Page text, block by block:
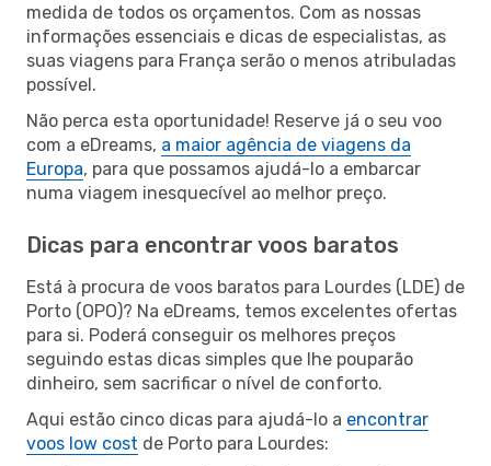
medida de todos os orçamentos. Com as nossas
informações essenciais e dicas de especialistas, as
suas viagens para França serão o menos atribuladas
possível.
Não perca esta oportunidade! Reserve já o seu voo
com a eDreams, a maior agência de viagens da
Europa, para que possamos ajudá-lo a embarcar
numa viagem inesquecível ao melhor preço.
Dicas para encontrar voos baratos
Está à procura de voos baratos para Lourdes (LDE) de
Porto (OPO)? Na eDreams, temos excelentes ofertas
para si. Poderá conseguir os melhores preços
seguindo estas dicas simples que lhe pouparão
dinheiro, sem sacrificar o nível de conforto.
Aqui estão cinco dicas para ajudá-lo a encontrar
voos low cost de Porto para Lourdes: